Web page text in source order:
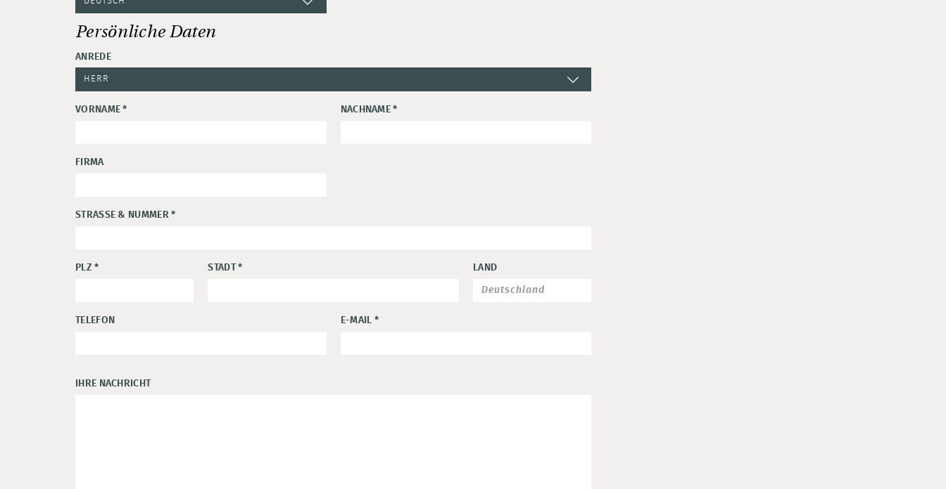
Persönliche Daten
ANREDE
VORNAME* NACHNAME*
FIRMA
STRASSE & NUMMER*
PLZ* STADT* LAND
TELEFON E-MAIL *
IHRE NACHRICHT